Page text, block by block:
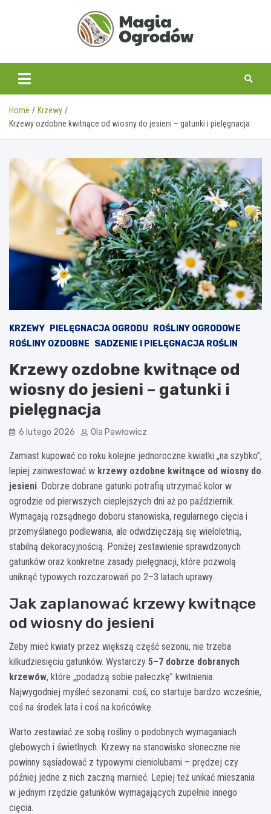
magiaogrodow.pl
Home
Krzewy
Krzewy ozdobne kwitnące od wiosny do jesieni – gatunki i pielęgnacja
KRZEWY PIELĘGNACJA OGRODU
ROŚLINY OGRODOWE
ROŚLINY OZDOBNE SADZENIE I PIELĘGNACJA ROŚLIN
Krzewy ozdobne kwitnące od
wiosny do jesieni – gatunki i
pielęgnacja
6 lutego 2026 Ola Pawłowicz
Zamiast kupować co roku kolejne jednoroczne kwiatki „na szybko”,
lepiej zainwestować w krzewy ozdobne kwitnące od wiosny do
jesieni. Dobrze dobrane gatunki potrafią utrzymać kolor w
ogrodzie od pierwszych cieplejszych dni aż po październik.
Wymagają rozsądnego doboru stanowiska, regularnego cięcia i
przemyślanego podlewania, ale odwdzięczają się wieloletnią,
stabilną dekoracyjnością. Poniżej zestawienie sprawdzonych
gatunków oraz konkretne zasady pielęgnacji, które pozwolą
uniknąć typowych rozczarowań po 2–3 latach uprawy.
Jak zaplanować krzewy kwitnące
od wiosny do jesieni
Żeby mieć kwiaty przez większą część sezonu, nie trzeba
kilkudziesięciu gatunków. Wystarczy 5–7 dobrze dobranych
krzewów, które „podadzą sobie pałeczkę” kwitnienia.
Najwygodniej myśleć sezonami: coś, co startuje bardzo wcześnie,
coś na środek lata i coś na końcówkę.
Warto zestawiać ze sobą rośliny o podobnych wymaganiach
glebowych i świetlnych. Krzewy na stanowisko słoneczne nie
powinny sąsiadować z typowymi cieniolubami – prędzej czy
później jedne z nich zaczną marnieć. Lepiej też unikać mieszania
w jednym rzędzie gatunków wymagających zupełnie innego
cięcia.